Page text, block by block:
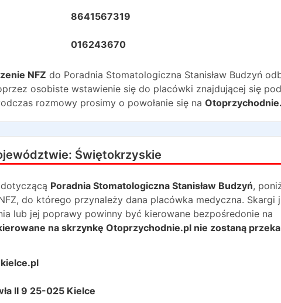
8641567319
016243670
NFZ do Poradnia Stomatologiczna Stanisław Budzyń
osobiste wstawienie się do placówki znajdującej się pod
rozmowy prosimy o powołanie się na
Świętokrzyskie
dotyczącą Poradnia Stomatologiczna Stanisław Budzyń,
do którego przynależy dana placówka medyczna. Skargi
lub jej poprawy powinny być kierowane bezpośredonie na
na skrzynkę Otoprzychodnie.pl nie zostaną
II 9 25-025 Kielce